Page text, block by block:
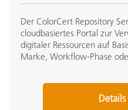
Der ColorCert Repository
cloudbasiertes Portal zur
digitaler Ressourcen auf
Marke, Workflow-Phase